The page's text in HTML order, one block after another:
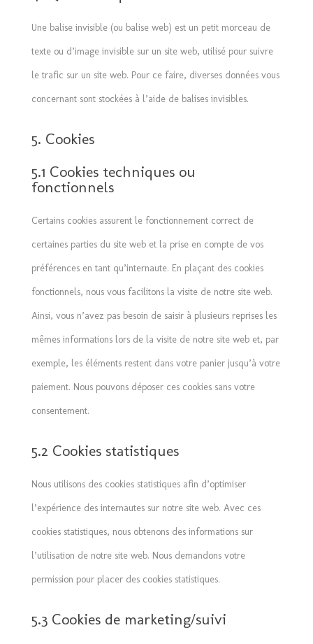
Une balise invisible (ou balise web) est un petit morceau de
texte ou d’image invisible sur un site web, utilisé pour suivre
le trafic sur un site web. Pour ce faire, diverses données vous
concernant sont stockées à l’aide de balises invisibles.
5. Cookies
5.1 Cookies techniques ou
fonctionnels
Certains cookies assurent le fonctionnement correct de
certaines parties du site web et la prise en compte de vos
préférences en tant qu’internaute. En plaçant des cookies
fonctionnels, nous vous facilitons la visite de notre site web.
Ainsi, vous n’avez pas besoin de saisir à plusieurs reprises les
mêmes informations lors de la visite de notre site web et, par
exemple, les éléments restent dans votre panier jusqu’à votre
paiement. Nous pouvons déposer ces cookies sans votre
consentement.
5.2 Cookies statistiques
Nous utilisons des cookies statistiques afin d’optimiser
l’expérience des internautes sur notre site web. Avec ces
cookies statistiques, nous obtenons des informations sur
l’utilisation de notre site web. Nous demandons votre
permission pour placer des cookies statistiques.
5.3 Cookies de marketing/suivi